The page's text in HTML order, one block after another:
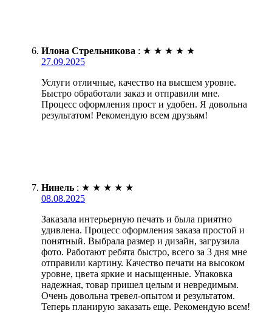
Илона Стрельникова : ★ ★ ★ ★ ★
27.09.2025
Услуги отличные, качество на высшем уровне.
Быстро обработали заказ и отправили мне.
Процесс оформления прост и удобен. Я довольна
результатом! Рекомендую всем друзьям!
Нинель : ★ ★ ★ ★ ★
08.08.2025
Заказала интерьерную печать и была приятно
удивлена. Процесс оформления заказа простой и
понятный. Выбрала размер и дизайн, загрузила
фото. Работают ребята быстро, всего за 3 дня мне
отправили картину. Качество печати на высоком
уровне, цвета яркие и насыщенные. Упаковка
надежная, товар пришел целым и невредимым.
Очень довольна тревел-опытом и результатом.
Теперь планирую заказать еще. Рекомендую всем!